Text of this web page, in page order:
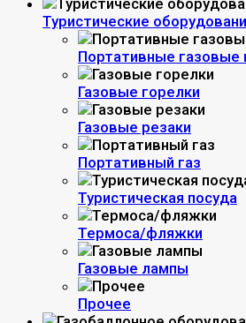
Туристические
Портативные газовые
Газовые горелки
Газовые резаки
Портативный газ
Туристическая посуда
Термоса/фляжки
Газовые лампы
Прочее